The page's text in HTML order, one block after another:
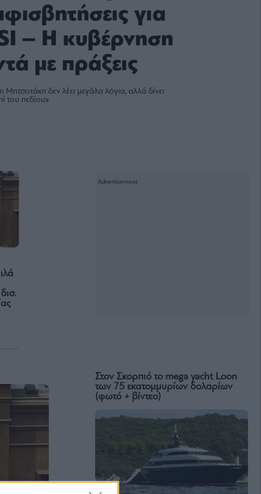
για
– Η κυβέρνηση
με πράξεις
Μητσοτάκη δεν λέει μεγάλα λόγια, αλλά δίνει
του πεδίου»
Στον Σκορπιό το mega yacht Loon
των 75 εκατομμυρίων δολαρίων
(φωτό + βίντεο)